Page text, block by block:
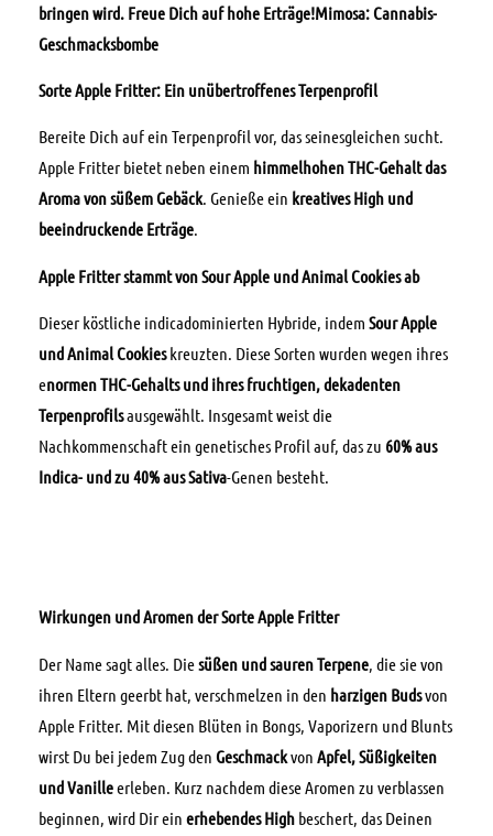
bringen wird. Freue Dich auf hohe Erträge!Mimosa: Cannabis-
Geschmacksbombe
Sorte Apple Fritter: Ein unübertroffenes Terpenprofil
Bereite Dich auf ein Terpenprofil vor, das seinesgleichen sucht.
Apple Fritter bietet neben einem himmelhohen THC-Gehalt das
Aroma von süßem Gebäck. Genieße ein kreatives High und
beeindruckende Erträge.
Apple Fritter stammt von Sour Apple und Animal Cookies ab
Dieser köstliche indicadominierten Hybride, indem Sour Apple
und Animal Cookieskreuzten. Diese Sorten wurden wegen ihres
enormen THC-Gehalts und ihres fruchtigen, dekadenten
Terpenprofilsausgewählt. Insgesamt weist die
Nachkommenschaft ein genetisches Profil auf, das zu 60% aus
Indica- und zu 40% aus Sativa-Genen besteht.
Wirkungen und Aromen der Sorte Apple Fritter
Der Name sagt alles. Diesüßen und sauren Terpene, die sie von
ihren Eltern geerbt hat, verschmelzen in den harzigen Budsvon
Apple Fritter. Mit diesen Blüten in Bongs, Vaporizern und Blunts
wirst Du bei jedem Zug den Geschmackvon Apfel, Süßigkeiten
und Vanilleerleben. Kurz nachdem diese Aromen zu verblassen
beginnen, wird Dir ein erhebendes High beschert, das Deinen